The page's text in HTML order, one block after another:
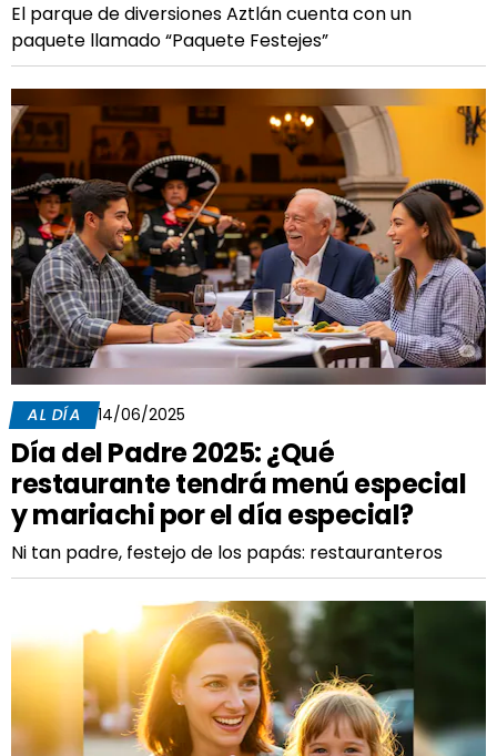
El parque de diversiones Aztlán cuenta con un
paquete llamado “Paquete Festejes”
AL DÍA 14/06/2025
Día del Padre 2025: ¿Qué
restaurante tendrá menú especial
y mariachi por el día especial?
Ni tan padre, festejo de los papás: restauranteros